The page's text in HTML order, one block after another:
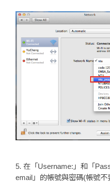
5. 在「Username:」和「
email」的帳號與密碼(帳號